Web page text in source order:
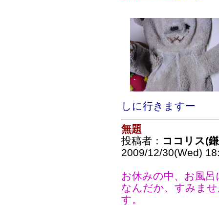
しに行きますー
無題
投稿者： ココリス(
2009/12/30(Wed)
お休みの中、お風
なんだか、すみま
す。